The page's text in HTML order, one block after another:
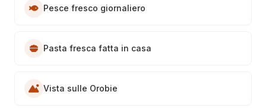
Pesce fresco giornaliero
Pasta fresca fatta in casa
Vista sulle Orobie